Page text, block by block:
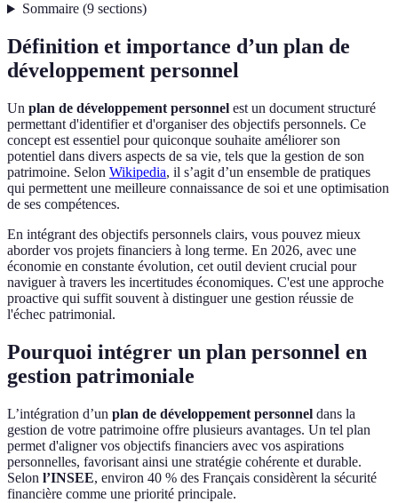
Sommaire(9 sections)
Définition et importance d’un plan de
développement personnel
Un plan de développement personnel est un document structuré
permettant d'identifier et d'organiser des objectifs personnels. Ce
concept est essentiel pour quiconque souhaite améliorer son
potentiel dans divers aspects de sa vie, tels que la gestion de son
patrimoine. Selon Wikipedia, il s’agit d’un ensemble de pratiques
qui permettent une meilleure connaissance de soi et une optimisation
de ses compétences.
En intégrant des objectifs personnels clairs, vous pouvez mieux
aborder vos projets financiers à long terme. En 2026, avec une
économie en constante évolution, cet outil devient crucial pour
naviguer à travers les incertitudes économiques. C'est une approche
proactive qui suffit souvent à distinguer une gestion réussie de
l'échec patrimonial.
Pourquoi intégrer un plan personnel en
gestion patrimoniale
L’intégration d’un plan de développement personnel dans la
gestion de votre patrimoine offre plusieurs avantages. Un tel plan
permet d'aligner vos objectifs financiers avec vos aspirations
personnelles, favorisant ainsi une stratégie cohérente et durable.
Selon l’INSEE, environ 40 % des Français considèrent la sécurité
financière comme une priorité principale.